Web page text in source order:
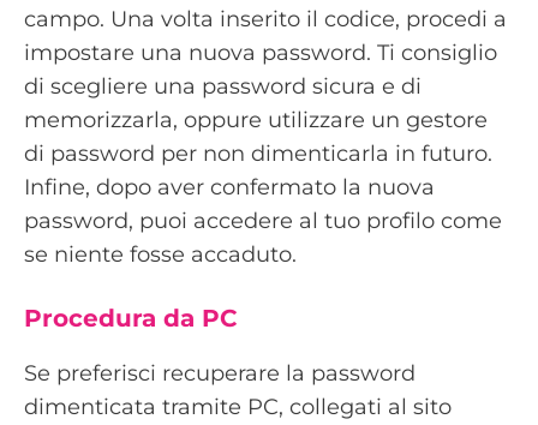
campo. Una volta inserito il codice, procedi a
impostare una nuova password. Ti consiglio
di scegliere una password sicura e di
memorizzarla, oppure utilizzare un gestore
di password per non dimenticarla in futuro.
Infine, dopo aver confermato la nuova
password, puoi accedere al tuo profilo come
se niente fosse accaduto.
Procedura da PC
Se preferisci recuperare la password
dimenticata tramite PC, collegati al sito